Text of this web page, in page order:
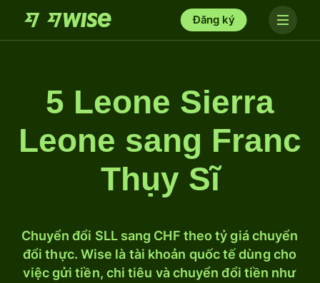
Đăng ký
5 Leone Sierra
Leone sang Franc
Thụy Sĩ
Chuyển đổi SLL sang CHF theo tỷ giá chuyển
đổi thực. Wise là tài khoản quốc tế dùng cho
việc gửi tiền, chi tiêu và chuyển đổi tiền như